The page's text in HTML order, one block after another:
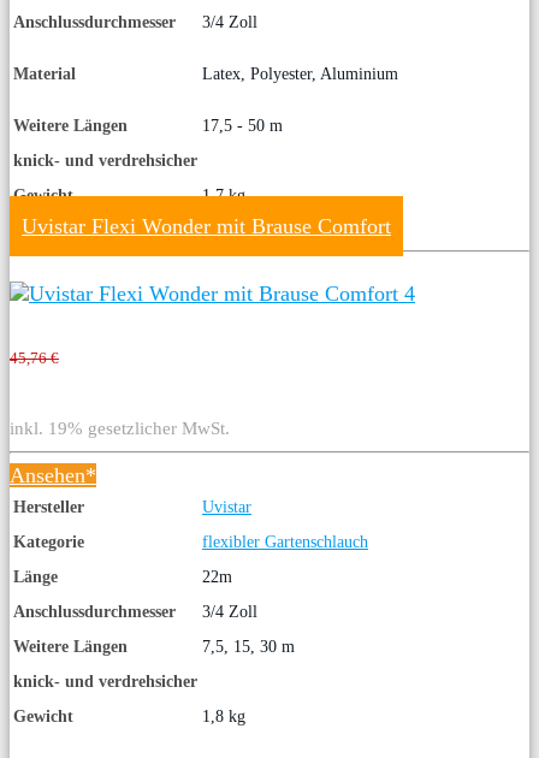
Anschlussdurchmesser 3/4 Zoll
Material Latex, Polyester, Aluminium
Weitere Längen
17,5 - 50 m
knick- und verdrehsicher
Gewicht
1,7 kg
Uvistar Flexi Wonder mit Brause Comfort
45,76 €
inkl. 19% gesetzlicher MwSt.
Ansehen*
Hersteller
Uvistar
Kategorie
flexibler Gartenschlauch
Länge
22m
Anschlussdurchmesser
3/4 Zoll
Weitere Längen
7,5, 15, 30 m
knick- und verdrehsicher
Gewicht
1,8 kg